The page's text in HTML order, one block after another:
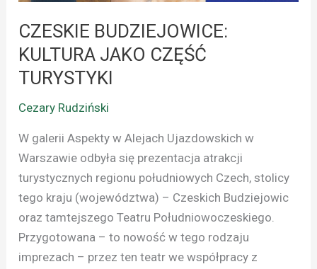
CZESKIE BUDZIEJOWICE:
KULTURA JAKO CZĘŚĆ
TURYSTYKI
Cezary Rudziński
W galerii Aspekty w Alejach Ujazdowskich w
Warszawie odbyła się prezentacja atrakcji
turystycznych regionu południowych Czech, stolicy
tego kraju (województwa) – Czeskich Budziejowic
oraz tamtejszego Teatru Południowoczeskiego.
Przygotowana – to nowość w tego rodzaju
imprezach – przez ten teatr we współpracy z